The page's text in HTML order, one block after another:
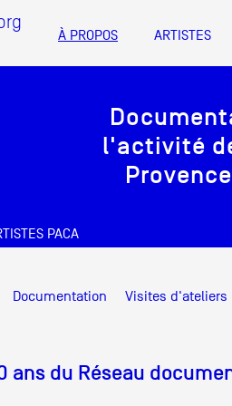
À PROPOS ARTISTES
l'activité
PACA
Documents
Documentation Visites d'ateliers
ans du Réseau